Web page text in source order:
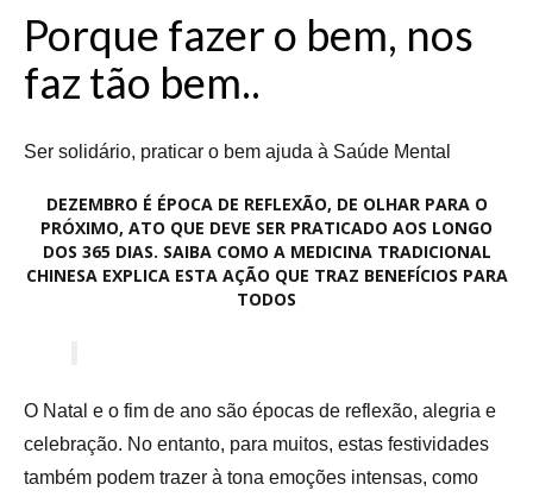
Porque fazer o bem, nos
faz tão bem..
Ser solidário, praticar o bem ajuda à Saúde Mental
DEZEMBRO É ÉPOCA DE REFLEXÃO, DE OLHAR PARA O
PRÓXIMO, ATO QUE DEVE SER PRATICADO AOS LONGO
DOS 365 DIAS. SAIBA COMO A MEDICINA TRADICIONAL
CHINESA EXPLICA ESTA AÇÃO QUE TRAZ BENEFÍCIOS PARA
TODOS
O Natal e o fim de ano são épocas de reflexão, alegria e
celebração. No entanto, para muitos, estas festividades
também podem trazer à tona emoções intensas, como